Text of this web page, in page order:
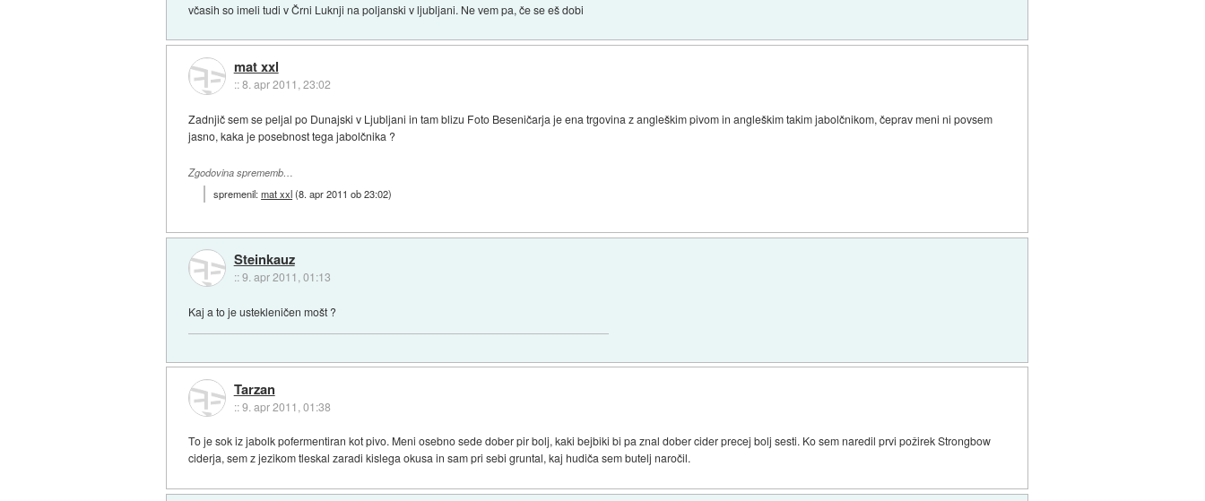
včasih so imeli tudi v Črni Luknji na poljanski v ljubljani. Ne vem pa, če se eš dobi
mat xxl
::8. apr 2011, 23:02
Zadnjič sem se peljal po Dunajski v Ljubljani in tam blizu Foto Beseničarja je ena trgovina z angleškim pivom in angleškim takim jabolčnikom, čeprav meni ni povsem
jasno, kaka je posebnost tega jabolčnika ?
Zgodovina sprememb…
spremenil:mat xxl(8. apr 2011 ob 23:02)
Steinkauz
::9. apr 2011, 01:13
Kaj a to je ustekleničen mošt ?
Tarzan
::9. apr 2011, 01:38
To je sok iz jabolk pofermentiran kot pivo. Meni osebno sede dober pir bolj, kaki bejbiki bi pa znal dober cider precej bolj sesti. Ko sem naredil prvi požirek Strongbow
ciderja, sem z jezikom tleskal zaradi kislega okusa in sam pri sebi gruntal, kaj hudiča sem butelj naročil.